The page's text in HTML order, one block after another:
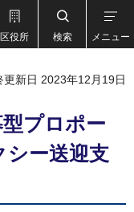
区役所 検索 メニュー
更新日 2023年12月19日
型プロポー
シー送迎支